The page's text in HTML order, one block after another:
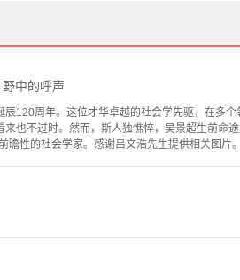
中的呼声
120周年。这位才华卓越的社会学先驱，在多
也不过时。然而，斯人独憔悴，吴景超生前命
性的社会学家。感谢吕文浩先生提供相关图片